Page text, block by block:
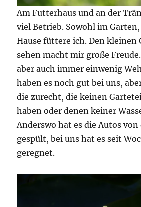
Am Futterhaus und an der
viel Betrieb. Sowohl im Garten,
Hause füttere ich. Den kleinen
sehen macht mir große
aber auch immer einwenig
haben es noch gut bei uns,
die zurecht, die keinen
haben oder denen keiner
Anderswo hat es die Autos von
gespült, bei uns hat es seit
geregnet.